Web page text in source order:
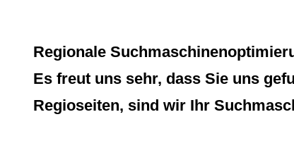
Regionale
Es freut uns sehr, dass Sie uns
Regioseiten, sind wir Ihr